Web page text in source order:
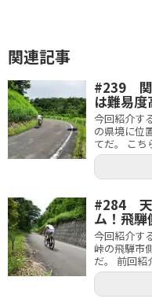
関連記事
#239 関
は難易度
今回紹介す
の県境に位
てだ。 こち
#284 天
ム！飛騨
今回紹介す
峠の飛騨市
だ。 前回紹